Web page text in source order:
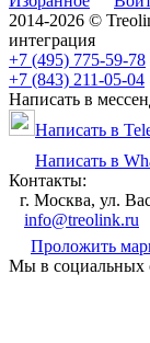
2014-2026 ©
интеграция
+7 (495) 775-59-78
+7 (843) 211-05-04
Написать в
Написать в
Написать в
Контакты:
г. Москва, ул.
info@treolink.ru
Проложить
Мы в социальных